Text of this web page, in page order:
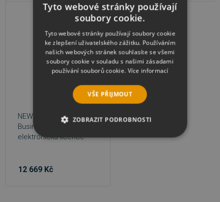
NEWTON Dictate 5
Business SK -
elektronická licence
12 669 Kč
Tyto webové stránky používají
soubory cookie.
Tyto webové stránky používají soubory cookie
ke zlepšení uživatelského zážitku. Používáním
našich webových stránek souhlasíte se všemi
soubory cookie v souladu s našimi zásadami
používání souborů cookie. Více informací
VŠE PŘIJMOUT
ZOBRAZIT PODROBNOSTI
NEZBYTNĚ NUTNÉ SOUBORY